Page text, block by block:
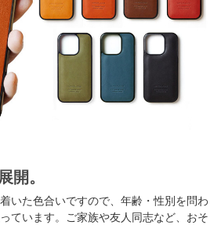
開。
いた色合いですので、年齢・性別を問わ
ています。ご家族や友人同志など、おそ